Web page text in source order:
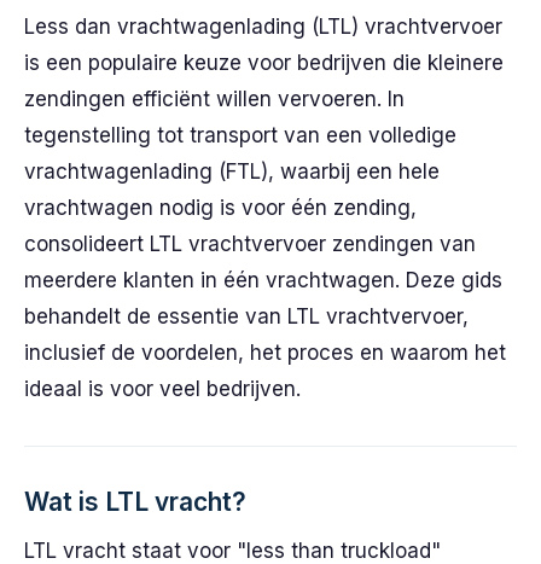
Less dan vrachtwagenlading (LTL) vrachtvervoer
is een populaire keuze voor bedrijven die kleinere
zendingen efficiënt willen vervoeren. In
tegenstelling tot transport van een volledige
vrachtwagenlading (FTL), waarbij een hele
vrachtwagen nodig is voor één zending,
consolideert LTL vrachtvervoer zendingen van
meerdere klanten in één vrachtwagen. Deze gids
behandelt de essentie van LTL vrachtvervoer,
inclusief de voordelen, het proces en waarom het
ideaal is voor veel bedrijven.
Wat is LTL vracht?
LTL vracht staat voor "less than truckload"